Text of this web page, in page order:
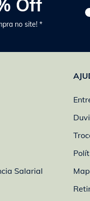
Off
no site! *
Salarial